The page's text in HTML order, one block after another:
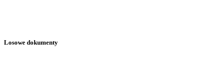
Losowe dokumenty